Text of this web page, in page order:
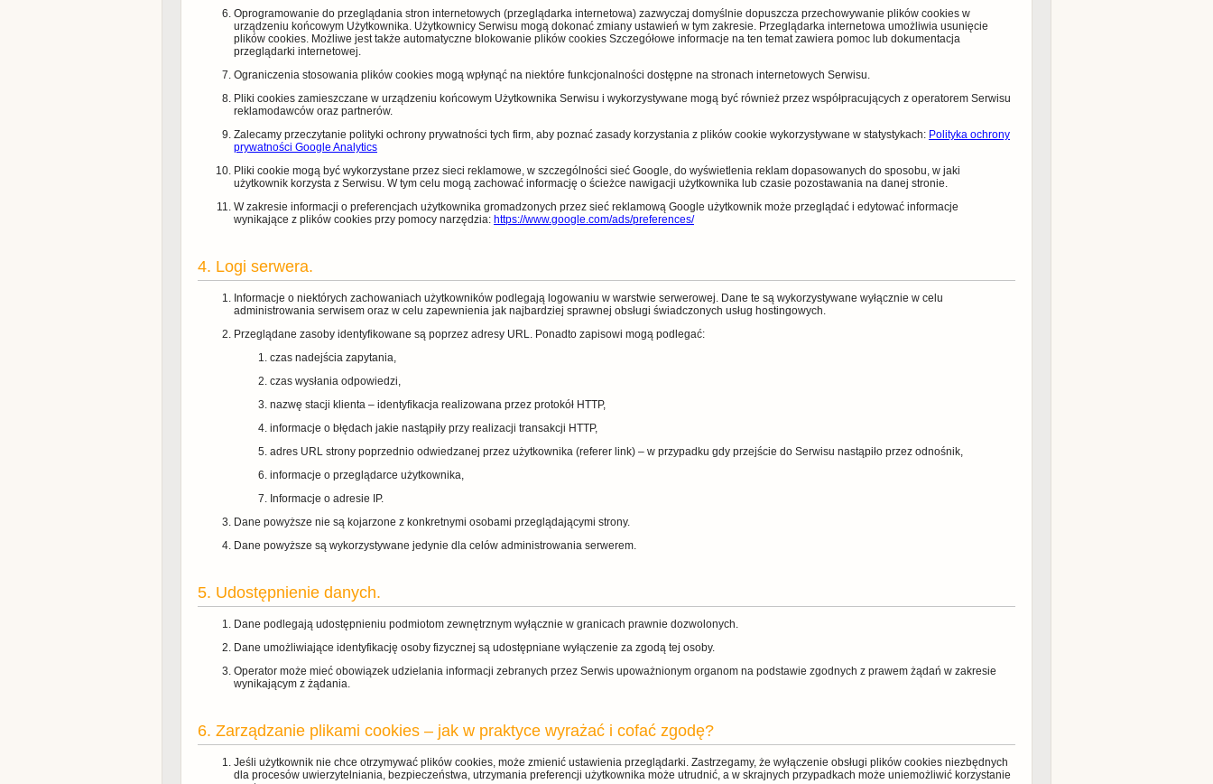
Oprogramowanie do przeglądania stron internetowych (przeglądarka internetowa) zazwyczaj domyślnie dopuszcza przechowywanie plików cookies w
urządzeniu końcowym Użytkownika. Użytkownicy Serwisu mogą dokonać zmiany ustawień w tym zakresie. Przeglądarka internetowa umożliwia usunięcie
plików cookies. Możliwe jest także automatyczne blokowanie plików cookies Szczegółowe informacje na ten temat zawiera pomoc lub dokumentacja
przeglądarki internetowej.
Ograniczenia stosowania plików cookies mogą wpłynąć na niektóre funkcjonalności dostępne na stronach internetowych Serwisu.
Pliki cookies zamieszczane w urządzeniu końcowym Użytkownika Serwisu i wykorzystywane mogą być również przez współpracujących z operatorem Serwisu
reklamodawców oraz partnerów.
Zalecamy przeczytanie polityki ochrony prywatności tych firm, aby poznać zasady korzystania z plików cookie wykorzystywane w statystykach: Polityka ochrony
prywatności Google Analytics
Pliki cookie mogą być wykorzystane przez sieci reklamowe, w szczególności sieć Google, do wyświetlenia reklam dopasowanych do sposobu, w jaki
użytkownik korzysta z Serwisu. W tym celu mogą zachować informację o ścieżce nawigacji użytkownika lub czasie pozostawania na danej stronie.
W zakresie informacji o preferencjach użytkownika gromadzonych przez sieć reklamową Google użytkownik może przeglądać i edytować informacje
wynikające z plików cookies przy pomocy narzędzia: https://www.google.com/ads/preferences/
4. Logi serwera.
Informacje o niektórych zachowaniach użytkowników podlegają logowaniu w warstwie serwerowej. Dane te są wykorzystywane wyłącznie w celu
administrowania serwisem oraz w celu zapewnienia jak najbardziej sprawnej obsługi świadczonych usług hostingowych.
Przeglądane zasoby identyfikowane są poprzez adresy URL. Ponadto zapisowi mogą podlegać:
czas nadejścia zapytania,
czas wysłania odpowiedzi,
nazwę stacji klienta – identyfikacja realizowana przez protokół HTTP,
informacje o błędach jakie nastąpiły przy realizacji transakcji HTTP,
adres URL strony poprzednio odwiedzanej przez użytkownika (referer link) – w przypadku gdy przejście do Serwisu nastąpiło przez odnośnik,
informacje o przeglądarce użytkownika,
Informacje o adresie IP.
Dane powyższe nie są kojarzone z konkretnymi osobami przeglądającymi strony.
Dane powyższe są wykorzystywane jedynie dla celów administrowania serwerem.
5. Udostępnienie danych.
Dane podlegają udostępnieniu podmiotom zewnętrznym wyłącznie w granicach prawnie dozwolonych.
Dane umożliwiające identyfikację osoby fizycznej są udostępniane wyłączenie za zgodą tej osoby.
Operator może mieć obowiązek udzielania informacji zebranych przez Serwis upoważnionym organom na podstawie zgodnych z prawem żądań w zakresie
wynikającym z żądania.
6. Zarządzanie plikami cookies – jak w praktyce wyrażać i cofać zgodę?
Jeśli użytkownik nie chce otrzymywać plików cookies, może zmienić ustawienia przeglądarki. Zastrzegamy, że wyłączenie obsługi plików cookies niezbędnych
dla procesów uwierzytelniania, bezpieczeństwa, utrzymania preferencji użytkownika może utrudnić, a w skrajnych przypadkach może uniemożliwić korzystanie